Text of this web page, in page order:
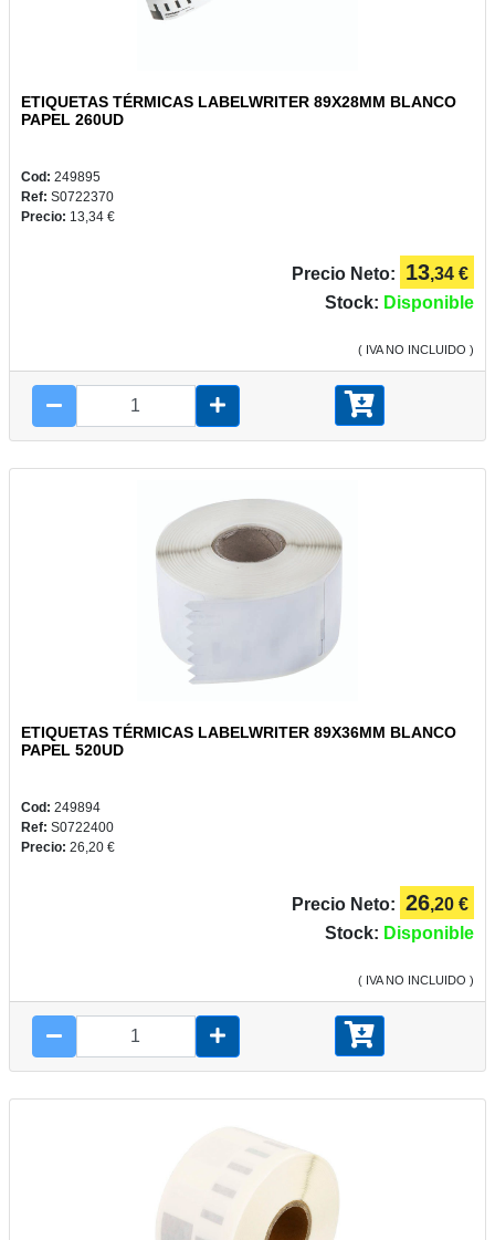
ETIQUETAS TÉRMICAS LABELWRITER 89X28MM BLANCO
PAPEL 260UD
Cod: 249895
Ref: S0722370
Precio: 13,34 €
Precio Neto: 13,34 €
Stock: Disponible
( IVA NO INCLUIDO )
ETIQUETAS TÉRMICAS LABELWRITER 89X36MM BLANCO
PAPEL 520UD
Cod: 249894
Ref: S0722400
Precio: 26,20 €
Precio Neto: 26,20 €
Stock: Disponible
( IVA NO INCLUIDO )